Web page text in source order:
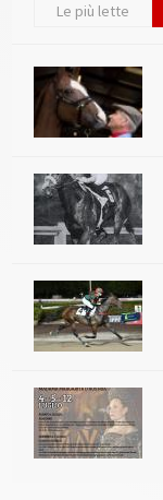
Le più lette